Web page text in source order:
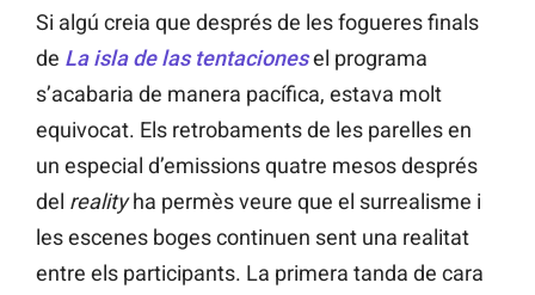
Si algú creia que després de les fogueres finals
de La isla de las tentacionesel programa
s’acabaria de manera pacífica, estava molt
equivocat. Els retrobaments de les parelles en
un especial d’emissions quatre mesos després
del realityha permès veure que el surrealisme i
les escenes boges continuen sent una realitat
entre els participants. La primera tanda de cara